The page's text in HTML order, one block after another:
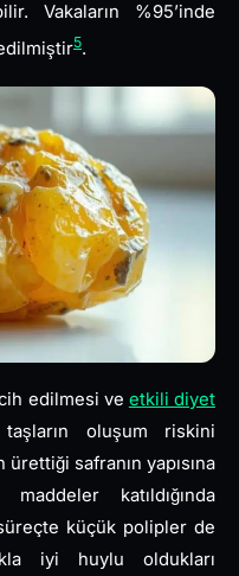
Vakaların %95’inde
5.
edilmesi ve etkili diyet
oluşum riskini
safranın yapısına
katıldığında
küçük polipler de
iyi huylu oldukları